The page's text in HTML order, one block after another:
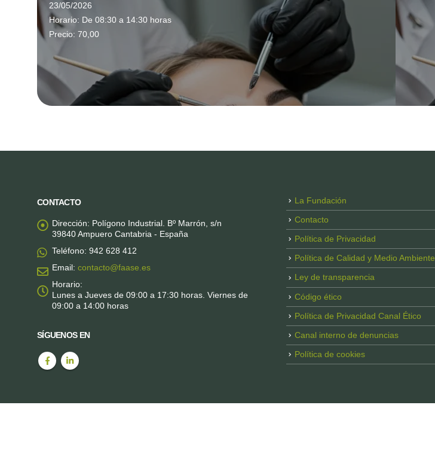
23/05/2026
Horario: De 08:30 a 14:30 horas
Precio: 70,00
CONTACTO
Dirección: Polígono Industrial. Bº Marrón, s/n
39840 Ampuero Cantabria - España
Teléfono: 942 628 412
Email: contacto@faase.es
Horario:
Lunes a Jueves de 09:00 a 17:30 horas. Viernes de
09:00 a 14:00 horas
SÍGUENOS EN
La Fundación
Contacto
Política de Privacidad
Política de Calidad y Medio Ambiente
Ley de transparencia
Código ético
Política de Privacidad Canal Ético
Canal interno de denuncias
Política de cookies